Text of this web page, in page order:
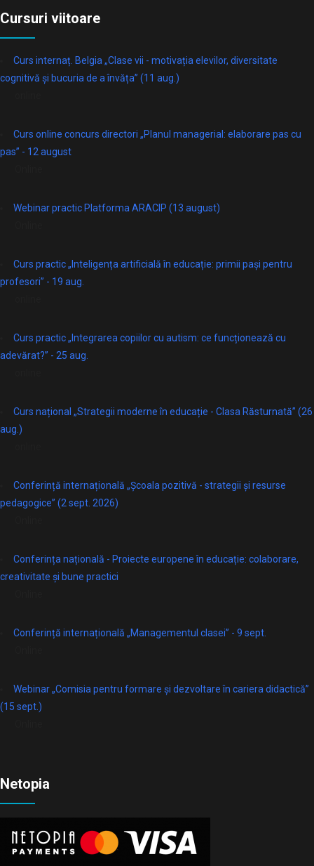
Cursuri viitoare
Curs internaț. Belgia „Clase vii - motivația elevilor, diversitate
cognitivă și bucuria de a învăța” (11 aug.)
Curs online concurs directori „Planul managerial: elaborare pas cu
pas” - 12 august
Webinar practic Platforma ARACIP (13 august)
Curs practic „Inteligența artificială în educație: primii pași pentru
profesori” - 19 aug.
Curs practic „Integrarea copiilor cu autism: ce funcționează cu
adevărat?” - 25 aug.
Curs național „Strategii moderne în educație - Clasa Răsturnată” (26
aug.)
Conferință internațională „Școala pozitivă - strategii și resurse
pedagogice” (2 sept. 2026)
Conferința națională - Proiecte europene în educație: colaborare,
creativitate și bune practici
Conferință internațională „Managementul clasei” - 9 sept.
Webinar „Comisia pentru formare și dezvoltare în cariera didactică”
(15 sept.)
Netopia